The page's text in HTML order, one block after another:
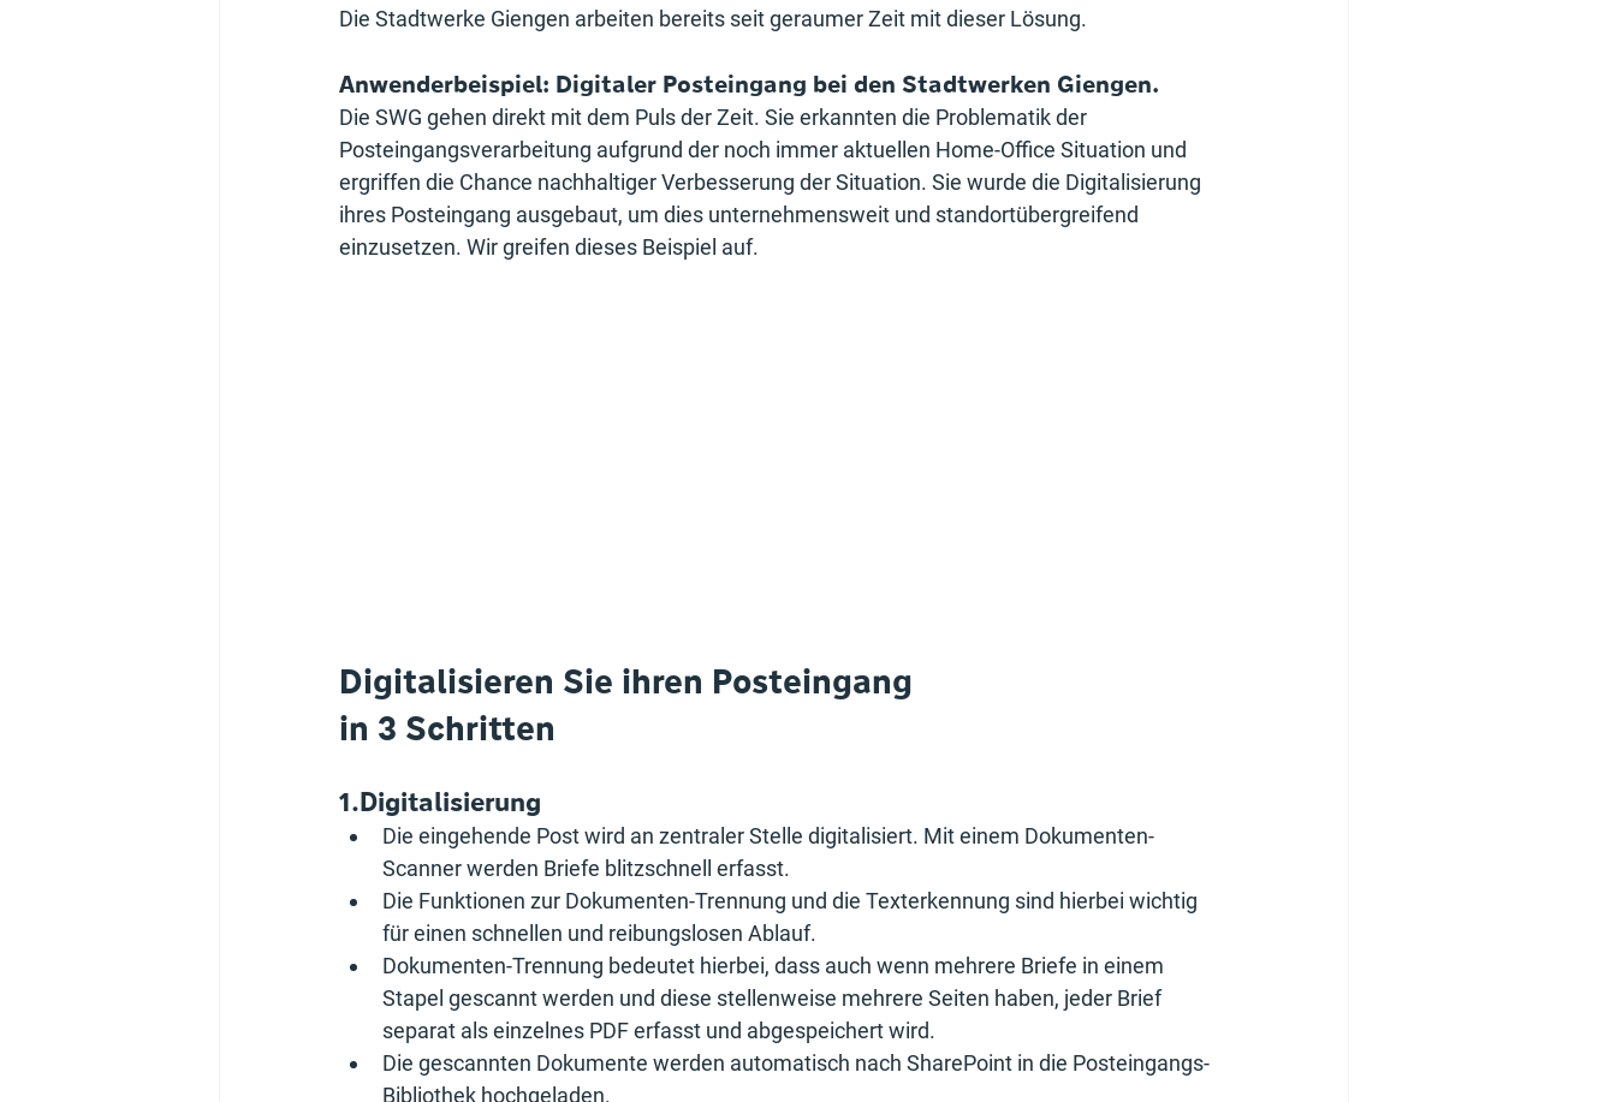
Die Stadtwerke Giengen arbeiten bereits seit geraumer Zeit mit dieser Lösung.
Anwenderbeispiel: Digitaler Posteingang bei den Stadtwerken Giengen.
Die SWG gehen direkt mit dem Puls der Zeit. Sie erkannten die Problematik der
Posteingangsverarbeitung aufgrund der noch immer aktuellen Home-Office Situation und
ergriffen die Chance nachhaltiger Verbesserung der Situation. Sie wurde die Digitalisierung
ihres Posteingang ausgebaut, um dies unternehmensweit und standortübergreifend
einzusetzen. Wir greifen dieses Beispiel auf.
Digitalisieren Sie ihren Posteingang
in 3 Schritten
1.Digitalisierung
Die eingehende Post wird an zentraler Stelle digitalisiert. Mit einem Dokumenten-
Scanner werden Briefe blitzschnell erfasst.
Die Funktionen zur Dokumenten-Trennung und die Texterkennung sind hierbei wichtig
für einen schnellen und reibungslosen Ablauf.
Dokumenten-Trennung bedeutet hierbei, dass auch wenn mehrere Briefe in einem
Stapel gescannt werden und diese stellenweise mehrere Seiten haben, jeder Brief
separat als einzelnes PDF erfasst und abgespeichert wird.
Die gescannten Dokumente werden automatisch nach SharePoint in die Posteingangs-
Bibliothek hochgeladen.